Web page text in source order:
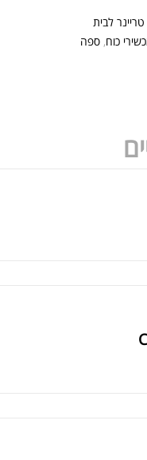
לבית
כוח, ספה